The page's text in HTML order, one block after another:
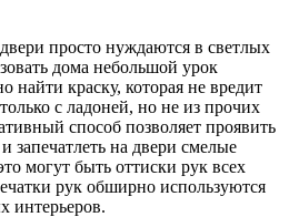
просто нуждаются в светлых
дома небольшой урок
найти краску, которая не вредит
с ладоней, но не из прочих
способ позволяет проявить
запечатлеть на двери смелые
могут быть оттиски рук всех
рук обширно используются
интерьеров.